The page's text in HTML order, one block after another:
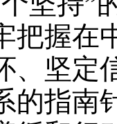
把握在
、坚定
的指南